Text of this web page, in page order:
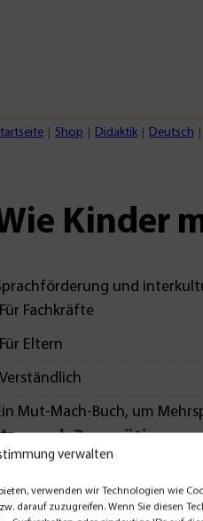
verwalten
verwenden wir Technologien wie
darauf zuzugreifen. Wenn Sie diesen
Shop Didaktik Deutsch
Kinder
und
Für Fachkräfte
Für Eltern
Verständlich
Mut-Mach-Buch, um
noch 3 vorrätig
In den